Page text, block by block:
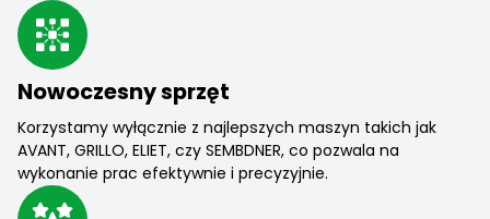
Nowoczesny sprzęt
Korzystamy wyłącznie z najlepszych maszyn takich jak
AVANT, GRILLO, ELIET, czy SEMBDNER, co pozwala na
wykonanie prac efektywnie i precyzyjnie.